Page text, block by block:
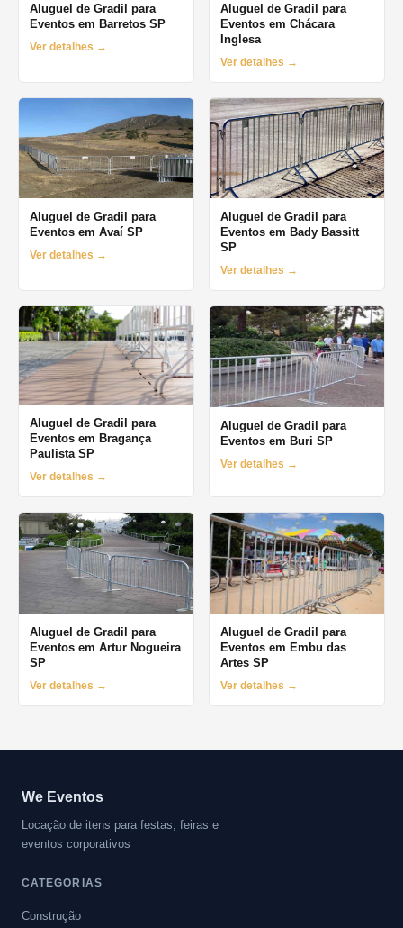
Aluguel de Gradil para
Eventos em Barretos SP
Ver detalhes →
Aluguel de Gradil para
Eventos em Chácara
Inglesa
Ver detalhes →
Aluguel de Gradil para
Eventos em Avaí SP
Ver detalhes →
Aluguel de Gradil para
Eventos em Bady Bassitt
SP
Ver detalhes →
Aluguel de Gradil para
Eventos em Bragança
Paulista SP
Ver detalhes →
Aluguel de Gradil para
Eventos em Buri SP
Ver detalhes →
Aluguel de Gradil para
Eventos em Artur Nogueira
SP
Ver detalhes →
Aluguel de Gradil para
Eventos em Embu das
Artes SP
Ver detalhes →
We Eventos
Locação de itens para festas, feiras e
eventos corporativos
CATEGORIAS
Construção